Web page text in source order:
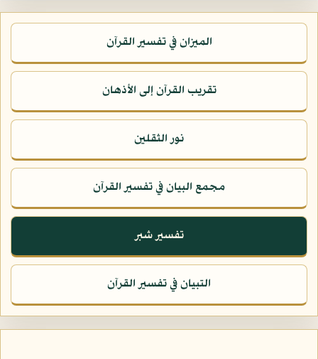
الميزان في تفسير القرآن
تقريب القرآن إلى الأذهان
نور الثقلين
مجمع البيان في تفسير القرآن
تفسير شبر
التبيان في تفسير القرآن